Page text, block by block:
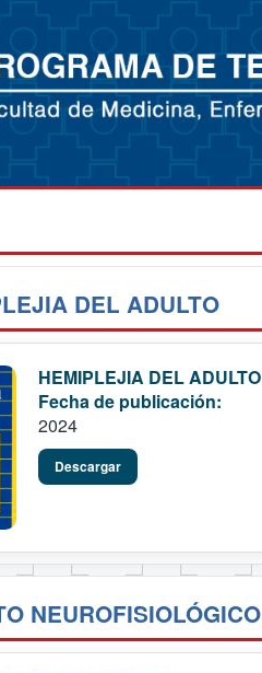
DEL ADULTO
HEMIPLEJIA DEL ADULTO
Fecha de publicación:
2024
Descargar